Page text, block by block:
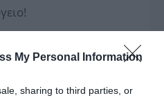
My Personal Information
sharing to third parties, or